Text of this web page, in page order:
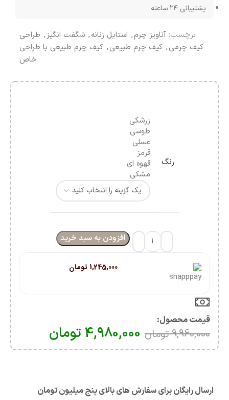
پشتیبانی ۲۴ ساعته
برچسب: آناویز چرم, استایل زنانه, شگفت انگیز, طراحی
کیف چرمی, کیف چرم طبیعی, کیف چرم طبیعی با طراحی
خاص
رنگ
زرشکی
طوسی
عسلی
قرمز
قهوه ای
مشکی
افزودن به سبد خرید
1,245,000 تومان
۴ قسط ماهانه. بدون سود، چک و ضامن.
قیمت محصول:​
9,960,000 تومان 4,980,000 تومان
ارسال رایگان برای سفارش های بالای پنج میلیون تومان